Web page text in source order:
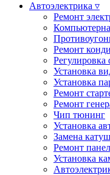
Автоэлектрика ▿
Ремонт
Ремонт
Регулировка
Установка
Установка
Ремонт
Ремонт
Чип тюнинг
Установка
Замена
Ремонт
Установка